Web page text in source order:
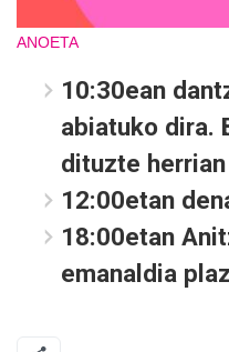
ANOETA
10:30ean
abiatuko dira.
dituzte
12:00etan
18:00etan
emanaldia